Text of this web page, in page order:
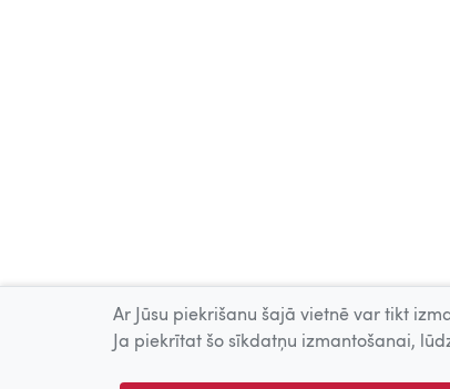
Ar Jūsu piekrišanu šajā vietnē var tikt
Ja piekrītat šo sīkdatņu izmantošanai,